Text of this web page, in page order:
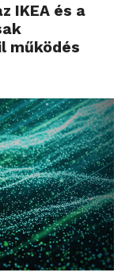
IKEA és a
működés